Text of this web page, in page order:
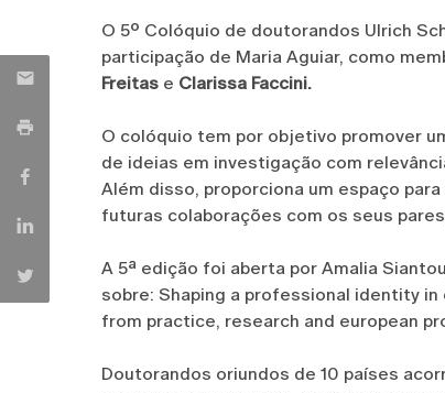
O 5º Colóquio de doutorandos Ulrich
participação de Maria Aguiar, como
Freitas e Clarissa Faccini.
O colóquio tem por objetivo promover
de ideias em investigação com
Além disso, proporciona um espaço
futuras colaborações com os seus
A 5ª edição foi aberta por Amalia
sobre: Shaping a professional identity
from practice, research and european
Doutorandos oriundos de 10 países